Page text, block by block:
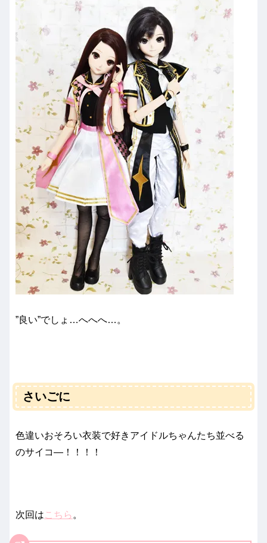
”良い”でしょ…へへへ…。
さいごに
色違いおそろい衣装で好きアイドルちゃんたち並べる
のサイコ―！！！！
次回はこちら 。